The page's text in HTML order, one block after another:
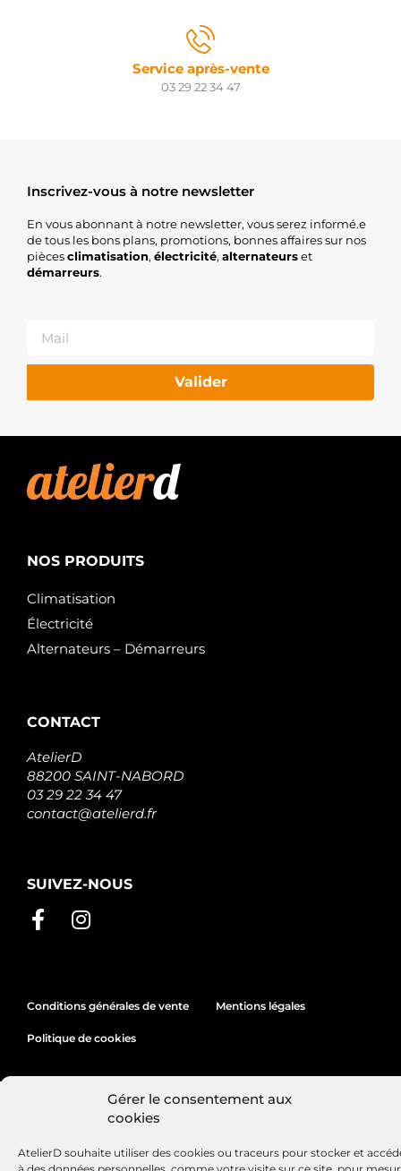
Gérer le consentement aux
cookies
AtelierD souhaite utiliser des cookies ou traceurs pour stocker et
Service après-vente
03 29 22 34 47
Inscrivez-vous à notre newsletter
En vous abonnant à notre newsletter, vous serez informé.e
de tous les bons plans, promotions, bonnes affaires sur nos
piècesclimatisation, électricité, alternateurset
démarreurs.
Valider
NOS PRODUITS
Climatisation
Électricité
Alternateurs – Démarreurs
CONTACT
AtelierD
88200 SAINT-NABORD
03 29 22 34 47
contact@atelierd.fr
SUIVEZ-NOUS
Conditions générales de vente Mentions légales
Politique de cookies
Site réalisé par